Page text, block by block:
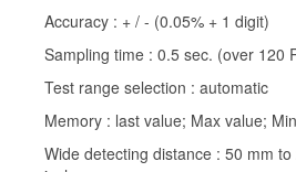
Accuracy : + / - (0.05% + 1 digit)
Sampling time : 0.5 sec. (over 120
Test range selection : automatic
Memory : last value; Max value;
Wide detecting distance : 50 mm